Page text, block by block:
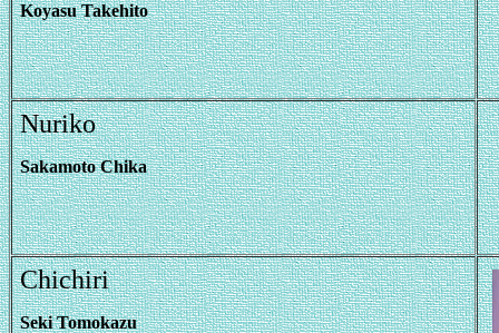
Koyasu Takehito
Nuriko
Sakamoto Chika
Chichiri
Seki Tomokazu